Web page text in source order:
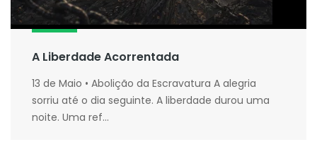
A Liberdade Acorrentada
13 de Maio • Abolição da Escravatura A alegria
sorriu até o dia seguinte. A liberdade durou uma
noite. Uma ref...